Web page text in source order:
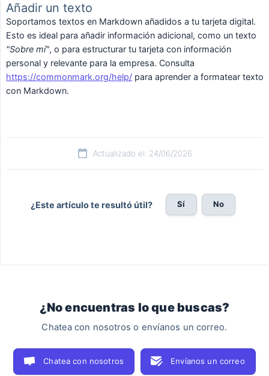
Añadir un texto
Soportamos textos en Markdown añadidos a tu tarjeta digital.
Esto es ideal para añadir información adicional, como un texto
"Sobre mí", o para estructurar tu tarjeta con información
personal y relevante para la empresa. Consulta
https://commonmark.org/help/ para aprender a formatear texto
con Markdown.
Actualizado el: 24/06/2026
¿Este artículo te resultó útil? Sí No
¿No encuentras lo que buscas?
Chatea con nosotros o envíanos un correo.
Chatea con nosotros Envíanos un correo